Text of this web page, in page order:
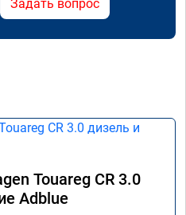
Задать вопрос
Touareg CR 3.0
Adblue